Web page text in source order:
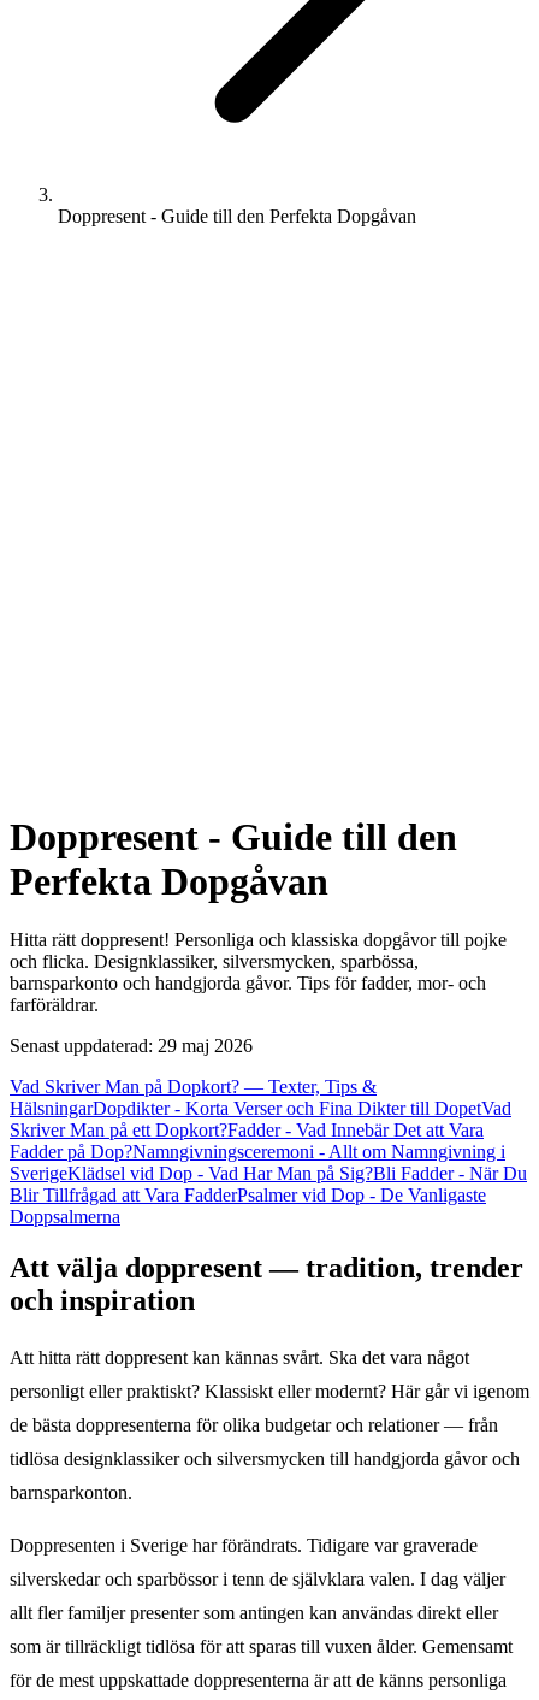
Doppresent - Guide till den Perfekta Dopgåvan
Doppresent - Guide till den
Perfekta Dopgåvan
Hitta rätt doppresent! Personliga och klassiska dopgåvor till pojke
och flicka. Designklassiker, silversmycken, sparbössa,
barnsparkonto och handgjorda gåvor. Tips för fadder, mor- och
farföräldrar.
Senast uppdaterad: 29 maj 2026
Vad Skriver Man på Dopkort? — Texter, Tips &
HälsningarDopdikter - Korta Verser och Fina Dikter till DopetVad
Skriver Man på ett Dopkort?Fadder - Vad Innebär Det att Vara
Fadder på Dop?Namngivningsceremoni - Allt om Namngivning i
SverigeKlädsel vid Dop - Vad Har Man på Sig?Bli Fadder - När Du
Blir Tillfrågad att Vara FadderPsalmer vid Dop - De Vanligaste
Doppsalmerna
Att välja doppresent — tradition, trender
och inspiration
Att hitta rätt doppresent kan kännas svårt. Ska det vara något
personligt eller praktiskt? Klassiskt eller modernt? Här går vi igenom
de bästa doppresenterna för olika budgetar och relationer — från
tidlösa designklassiker och silversmycken till handgjorda gåvor och
barnsparkonton.
Doppresenten i Sverige har förändrats. Tidigare var graverade
silverskedar och sparbössor i tenn de självklara valen. I dag väljer
allt fler familjer presenter som antingen kan användas direkt eller
som är tillräckligt tidlösa för att sparas till vuxen ålder. Gemensamt
för de mest uppskattade doppresenterna är att de känns personliga